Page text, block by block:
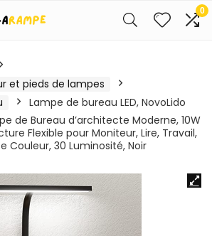
0
et pieds de lampes
Lampe de bureau LED, NovoLido
de Bureau d’architecte Moderne, 10W
Flexible pour Moniteur, Lire, Travail,
Couleur, 30 Luminosité, Noir